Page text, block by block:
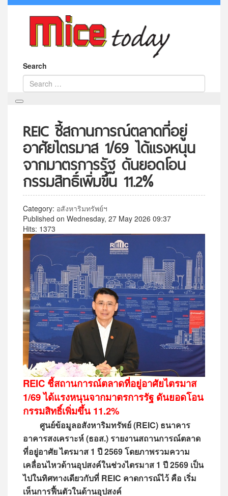
Search
REIC ชี้สถานการณ์ตลาดที่อยู่
อาศัยไตรมาส 1/69 ได้แรงหนุน
จากมาตรการรัฐ ดันยอดโอน
กรรมสิทธิ์เพิ่มขึ้น 11.2%
Category: อสังหาริมทรัพย์ฯ
Published on Wednesday, 27 May 2026 09:37
Hits: 1373
REIC ชี้สถานการณ์ตลาดที่อยู่อาศัยไตรมาส
1/69 ได้แรงหนุนจากมาตรการรัฐ ดันยอดโอน
กรรมสิทธิ์เพิ่มขึ้น 11.2%
ศูนย์ข้อมูลอสังหาริมทรัพย์ (REIC) ธนาคาร
อาคารสงเคราะห์ (ธอส.) รายงานสถานการณ์ตลาด
ที่อยู่อาศัย ไตรมาส 1 ปี 2569 โดยภาพรวมความ
เคลื่อนไหวด้านอุปสงค์ในช่วงไตรมาส 1 ปี 2569 เป็น
ไปในทิศทางเดียวกับที่ REIC คาดการณ์ไว้ คือ เริ่ม
เห็นการฟื้นตัวในด้านอุปสงค์